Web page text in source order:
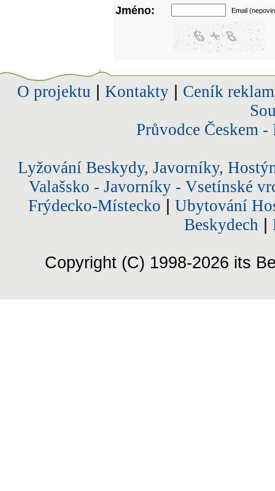
Jméno: Email
O projektu Kontakty| Ceník
Průvodce Českem
Lyžování Beskydy, Javorníky,
Valašsko - Javorníky - Vsetínské
Frýdecko-Místecko
Ubytování
Beskydech
Copyright (C) 1998-2026 its